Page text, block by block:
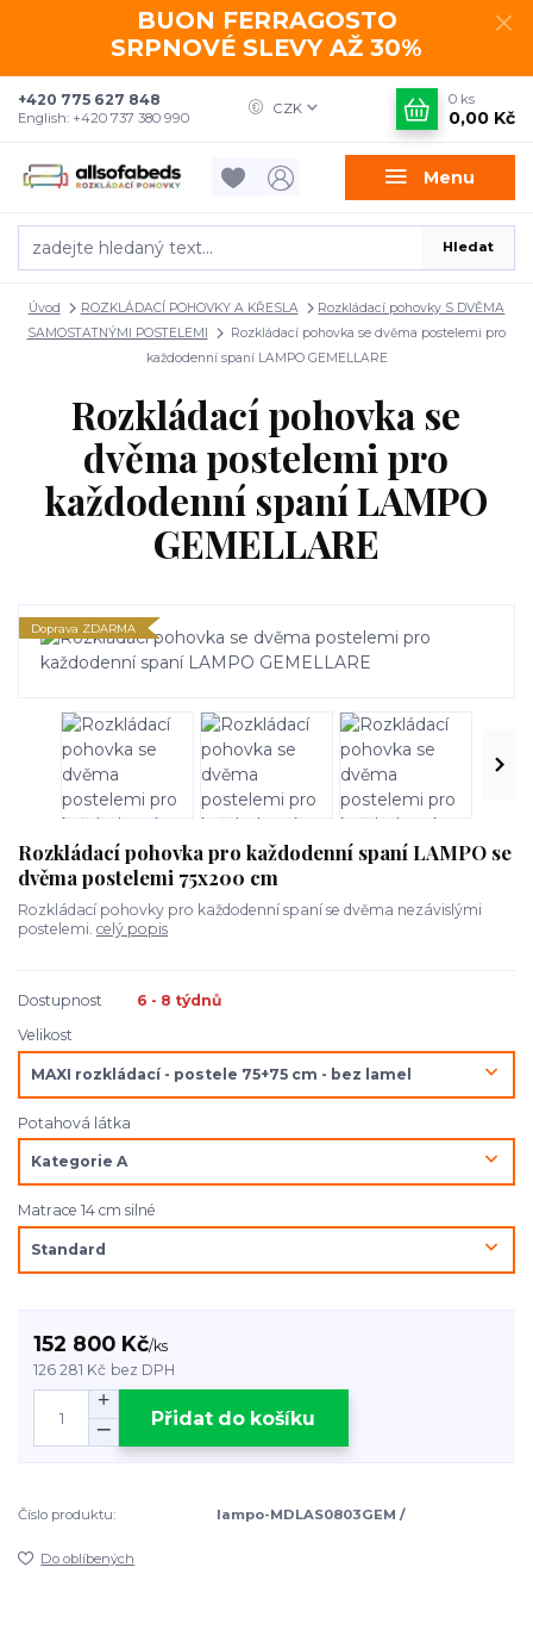
BUON FERRAGOSTO
SRPNOVÉ SLEVY AŽ 30%
Menu
CZK
Hledat
+420 775 627 848
English: +420 737 380 990
0 ks
0,00 Kč
Úvod ROZKLÁDACÍ POHOVKY A KŘESLA
Rozkládací pohovky S DVĚMA
SAMOSTATNÝMI POSTELEMI
Rozkládací pohovka se dvěma postelemi pro
každodenní spaní LAMPO GEMELLARE
Rozkládací pohovka se
dvěma postelemi pro
každodenní spaní LAMPO
GEMELLARE
Doprava ZDARMA
Rozkládací pohovka pro každodenní spaní LAMPO se
dvěma postelemi 75x200 cm
Rozkládací pohovky pro každodenní spaní se dvěma nezávislými
postelemi. celý popis
Dostupnost
6 - 8 týdnů
Velikost
Potahová látka
Matrace 14 cm silné
152 800 Kč/ks
126 281 Kč bez DPH
Přidat do košíku
Číslo produktu: lampo-MDLAS0803GEM /
Do oblíbených